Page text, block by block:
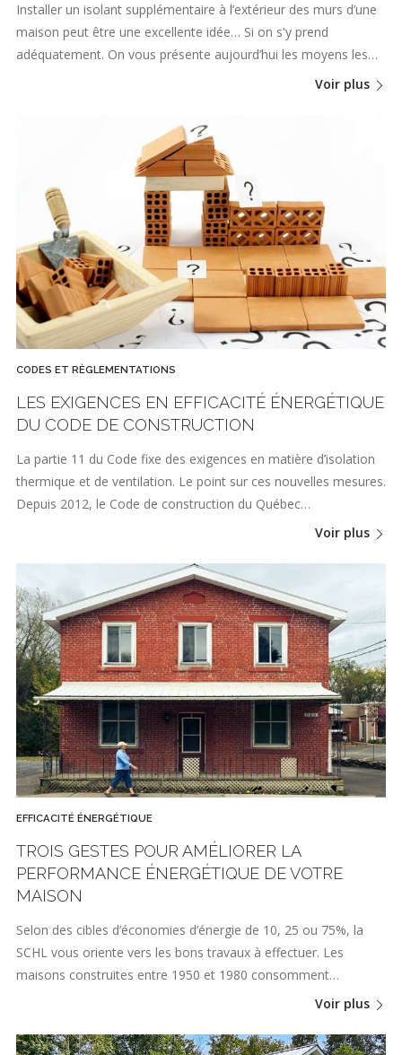
Installer un isolant supplémentaire à l’extérieur des murs d’une
maison peut être une excellente idée… Si on s'y prend
adéquatement. On vous présente aujourd’hui les moyens les…
Voir plus
CODES ET RÈGLEMENTATIONS
LES EXIGENCES EN EFFICACITÉ ÉNERGÉTIQUE
DU CODE DE CONSTRUCTION
La partie 11 du Code fixe des exigences en matière d’isolation
thermique et de ventilation. Le point sur ces nouvelles mesures.
Depuis 2012, le Code de construction du Québec…
Voir plus
EFFICACITÉ ÉNERGÉTIQUE
TROIS GESTES POUR AMÉLIORER LA
PERFORMANCE ÉNERGÉTIQUE DE VOTRE
MAISON
Selon des cibles d’économies d’énergie de 10, 25 ou 75%, la
SCHL vous oriente vers les bons travaux à effectuer. Les
maisons construites entre 1950 et 1980 consomment…
Voir plus